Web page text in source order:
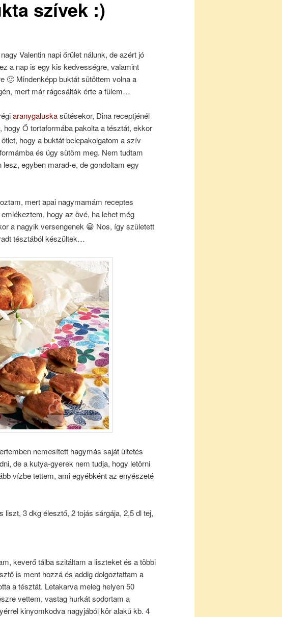
szívek :)
Valentin napi őrület nálunk, de azért jó
a nap is egy kis kedvességre, valamint
🙂 Mindenképp buktát sütöttem volna a
mert már rágcsálták érte a fülem…
aranygaluskasütésekor, Dina receptjénél
hogy Ő tortaformába pakolta a tésztát, ekkor
hogy a buktát belepakolgatom a szív
és úgy sütöm meg. Nem tudtam
lesz, egyben marad-e, de gondoltam egy
mert apai nagymamám receptes
hogy az övé, ha lehet még
a nagyik versengenek 😀 Nos, így született
tésztából készültek…
nemesített hagymás saját ültetés
de a kutya-gyerek nem tudja, hogy letörni
vízbe tettem, ami egyébként az enyészeté
3 dkg élesztő, 2 tojás sárgája, 2,5 dl tej,
keverő tálba szitáltam a liszteket és a többi
is ment hozzá és addig dolgoztattam a
a tésztát. Letakarva meleg helyen 50
vettem, vastag hurkát sodortam a
kinyomkodva nagyjából kör alakú kb. 4